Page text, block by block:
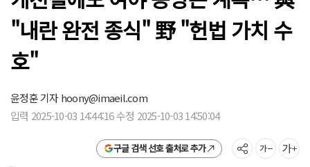
"내란 완전 종식" 野 "헌법 가치 수
호"
윤정훈 기자hoony@imaeil.com
입력 2025-10-03 14:44:16 수정 2025-10-03 14:50:04
구글 검색 선호 출처로 추가